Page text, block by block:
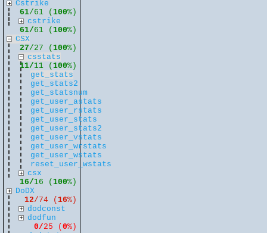
Cstrike
61/61 (100%)
cstrike
61/61 (100%)
CSX
27/27 (100%)
csstats
11/11 (100%)
get_stats
get_stats2
get_statsnum
get_user_astats
get_user_rstats
get_user_stats
get_user_stats2
get_user_vstats
get_user_wrstats
get_user_wstats
reset_user_wstats
csx
16/16 (100%)
DoDX
12/74 (16%)
dodconst
dodfun
0/25 (0%)